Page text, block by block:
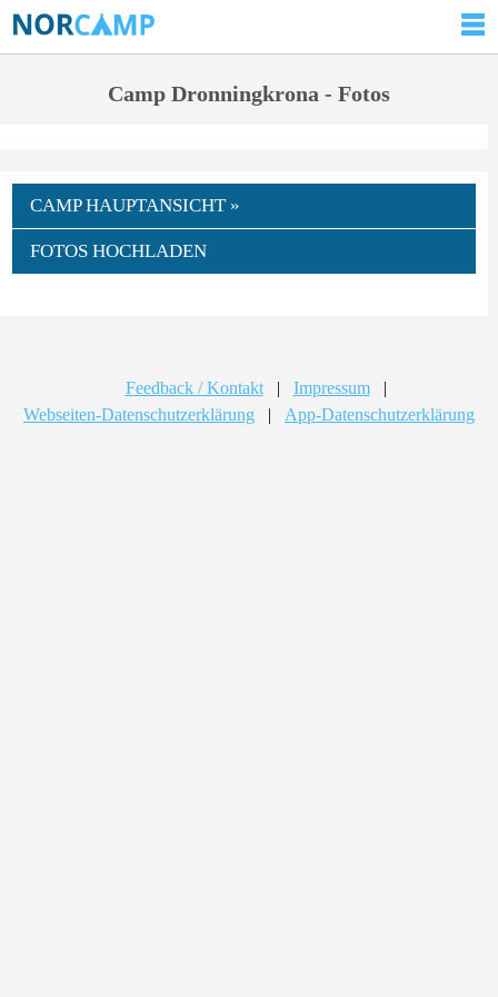
Camp Dronningkrona - Fotos
CAMP HAUPTANSICHT »
FOTOS HOCHLADEN
Feedback / Kontakt | Impressum
|
Webseiten-Datenschutzerklärung
| App-Datenschutzerklärung